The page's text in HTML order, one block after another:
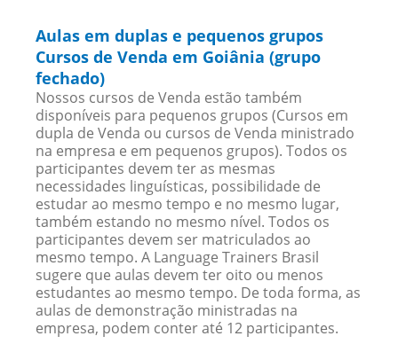
Aulas em duplas e pequenos grupos
Cursos de Venda em Goiânia (grupo
fechado)
Nossos cursos de Venda estão também
disponíveis para pequenos grupos (Cursos em
dupla de Venda ou cursos de Venda ministrado
na empresa e em pequenos grupos). Todos os
participantes devem ter as mesmas
necessidades linguísticas, possibilidade de
estudar ao mesmo tempo e no mesmo lugar,
também estando no mesmo nível. Todos os
participantes devem ser matriculados ao
mesmo tempo. A Language Trainers Brasil
sugere que aulas devem ter oito ou menos
estudantes ao mesmo tempo. De toda forma, as
aulas de demonstração ministradas na
empresa, podem conter até 12 participantes.